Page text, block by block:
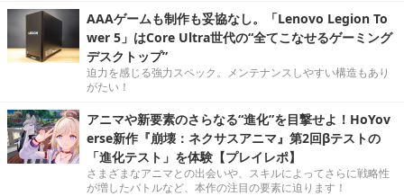
AAAゲームも制作も妥協なし。「Lenovo Legion To
wer 5」はCore Ultra世代の“全てこなせるゲーミング
デスクトップ”
迫力を感じる強力スペック。メンテナンスしやすい構造もあり
がたい！
アニマや新要素のさらなる“進化”を目撃せよ！HoYov
erse新作『崩壊：ネクサスアニマ』第2回βテストの
「進化テスト」を体験【プレイレポ】
さまざまなアニマとの出会いや、スキルによってさらに戦略性
が増したバトルなど、本作の注目の要素に迫ります！